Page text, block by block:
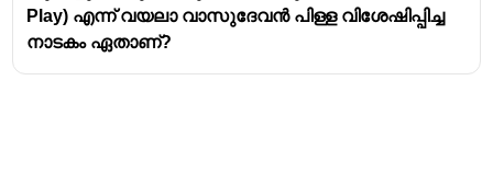
Play) എന്ന് വയലാ വാസുദേവൻ പിള്ള വിശേഷിപ്പിച്ച
നാടകം ഏതാണ്?